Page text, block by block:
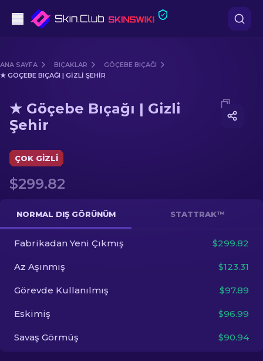
Orta seviye
Tüfek
Bıçaklar
Kasalar
TR
ANA SAYFA BIÇAKLAR
GÖÇEBE BIÇAĞI
★ GÖÇEBE BIÇAĞI | GIZLI ŞEHIR
Media of ★ Göçebe Bıçağı | Gizli Şehir
★ Göçebe Bıçağı | Gizli
Şehir
ÇOK GIZLI
$299.82
NORMAL DIŞ GÖRÜNÜM STATTRAK™
Fabrikadan Yeni Çıkmış $299.82
Az Aşınmış $123.31
Görevde Kullanılmış $97.89
Eskimiş $96.99
Savaş Görmüş $90.94